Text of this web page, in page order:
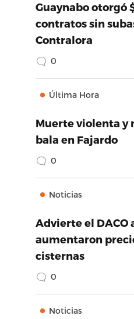
Guaynabo otorgó
contratos sin
Contralora
0
Última Hora
Muerte violenta y
bala en Fajardo
0
Noticias
Advierte el DACO
aumentaron
cisternas
0
Noticias